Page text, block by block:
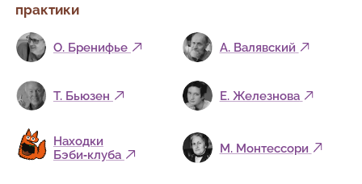
практики
О. Бренифье
Е. Железнова
Т. Бьюзен
А. Валявский
Находки
Бэби‑клуба
М. Монтессори